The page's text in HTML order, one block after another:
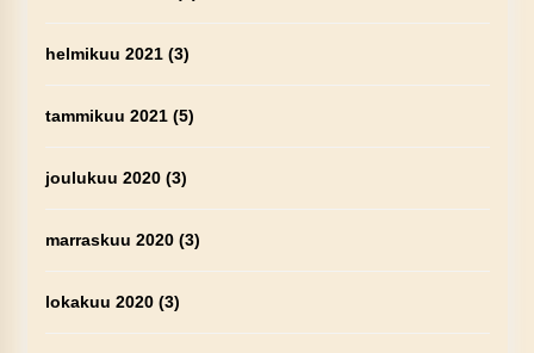
helmikuu 2021(3)
tammikuu 2021(5)
joulukuu 2020(3)
marraskuu 2020(3)
lokakuu 2020(3)